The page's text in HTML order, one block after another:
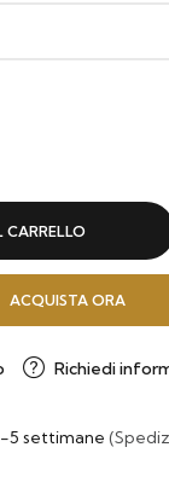
CARRELLO
ACQUISTA ORA
Richiedi
5 settimane